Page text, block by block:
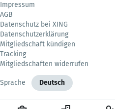
Impressum
AGB
Datenschutz bei XING
Datenschutzerklärung
Mitgliedschaft kündigen
Tracking
Mitgliedschaften widerrufen
Sprache Deutsch